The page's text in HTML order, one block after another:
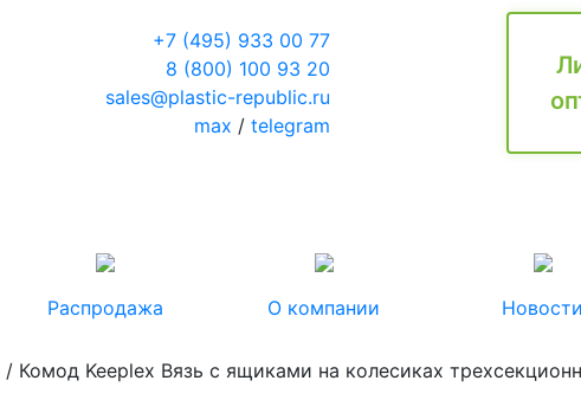
+7 (495) 933 00 77
8 (800) 100 93 20
sales@plastic-republic.ru
max / telegram
Распродажа О компании Новости
/ Комод Keeplex Вязь с ящиками на колесиках